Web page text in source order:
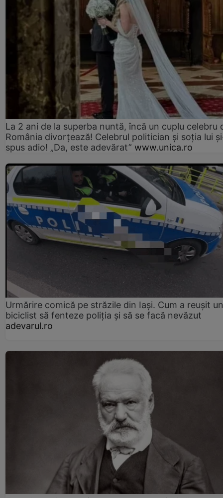
La 2 ani de la superba nuntă, încă un cuplu celebru
România divorțează! Celebrul politician și soția lui
spus adio! „Da, este adevărat” www.unica.ro
Urmărire comică pe străzile din Iași. Cum a reușit un
biciclist să fenteze poliția și să se facă nevăzut
adevarul.ro